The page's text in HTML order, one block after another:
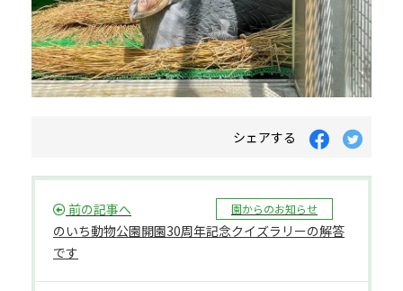
シェアする
前の記事へ 園からのお知らせ
のいち動物公園開園30周年記念クイズラリーの解答
です